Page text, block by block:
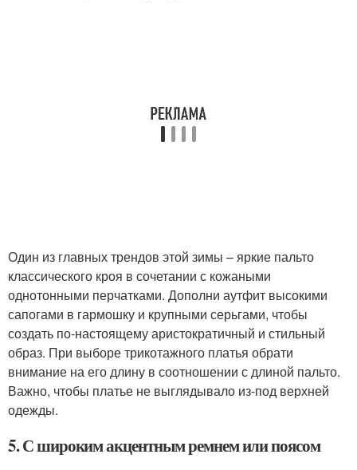
Один из главных трендов этой зимы – яркие пальто
классического кроя в сочетании с кожаными
однотонными перчатками. Дополни аутфит высокими
сапогами в гармошку и крупными серьгами, чтобы
создать по-настоящему аристократичный и стильный
образ. При выборе трикотажного платья обрати
внимание на его длину в соотношении с длиной пальто.
Важно, чтобы платье не выглядывало из-под верхней
одежды.
5. С широким акцентным ремнем или поясом